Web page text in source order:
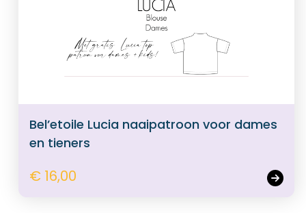
Bel’etoile Lucia naaipatroon voor dames
en tieners
€ 16,00